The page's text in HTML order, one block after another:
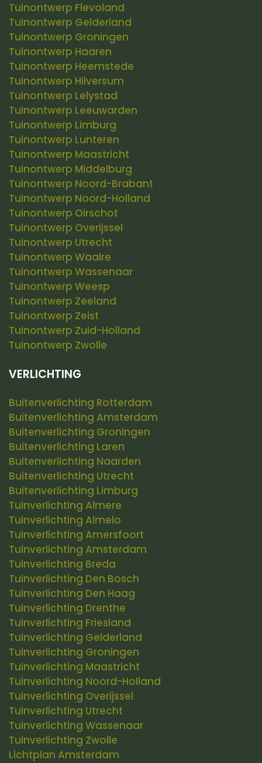
Tuinontwerp Flevoland
Tuinontwerp Gelderland
Tuinontwerp Groningen
Tuinontwerp Haaren
Tuinontwerp Heemstede
Tuinontwerp Hilversum
Tuinontwerp Lelystad
Tuinontwerp Leeuwarden
Tuinontwerp Limburg
Tuinontwerp Lunteren
Tuinontwerp Maastricht
Tuinontwerp Middelburg
Tuinontwerp Noord-Brabant
Tuinontwerp Noord-Holland
Tuinontwerp Oirschot
Tuinontwerp Overijssel
Tuinontwerp Utrecht
Tuinontwerp Waalre
Tuinontwerp Wassenaar
Tuinontwerp Weesp
Tuinontwerp Zeeland
Tuinontwerp Zeist
Tuinontwerp Zuid-Holland
Tuinontwerp Zwolle
VERLICHTING
Buitenverlichting Rotterdam
Buitenverlichting Amsterdam
Buitenverlichting Groningen
Buitenverlichting Laren
Buitenverlichting Naarden
Buitenverlichting Utrecht
Buitenverlichting Limburg
Tuinverlichting Almere
Tuinverlichting Almelo
Tuinverlichting Amersfoort
Tuinverlichting Amsterdam
Tuinverlichting Breda
Tuinverlichting Den Bosch
Tuinverlichting Den Haag
Tuinverlichting Drenthe
Tuinverlichting Friesland
Tuinverlichting Gelderland
Tuinverlichting Groningen
Tuinverlichting Maastricht
Tuinverlichting Noord-Holland
Tuinverlichting Overijssel
Tuinverlichting Utrecht
Tuinverlichting Wassenaar
Tuinverlichting Zwolle
Lichtplan Amsterdam